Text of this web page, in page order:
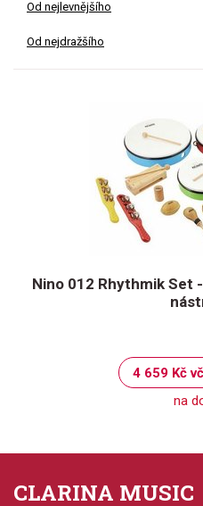
Od nejlevnějšího
Od nejdražšího
Nino 012 Rhythmik Set
4
na
CLARINA MUSIC